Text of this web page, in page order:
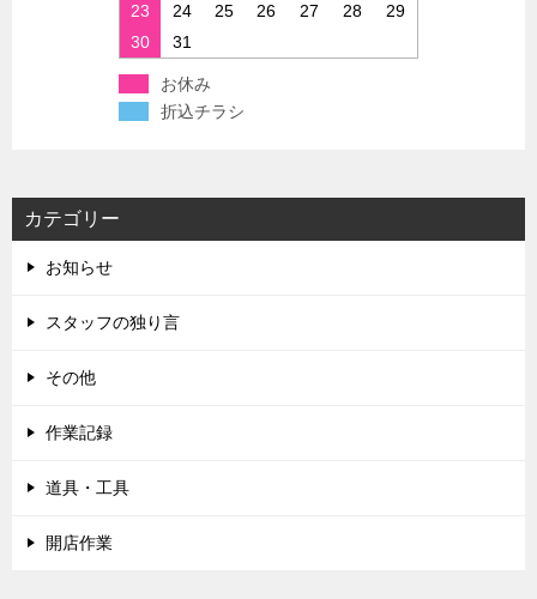
23
24 25 26 27 28
29
30
31
お休み
折込チラシ
カテゴリー
お知らせ
スタッフの独り言
その他
作業記録
道具・工具
開店作業